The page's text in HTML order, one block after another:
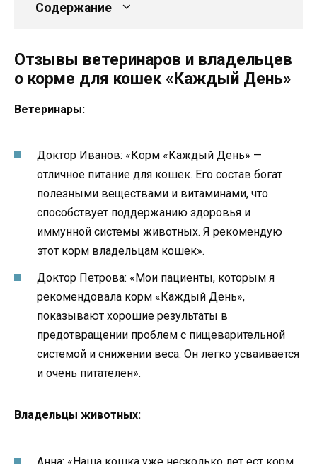
Содержание
Отзывы ветеринаров и владельцев
о корме для кошек «Каждый День»
Ветеринары:
Доктор Иванов: «Корм «Каждый День» —
отличное питание для кошек. Его состав богат
полезными веществами и витаминами, что
способствует поддержанию здоровья и
иммунной системы животных. Я рекомендую
этот корм владельцам кошек».
Доктор Петрова: «Мои пациенты, которым я
рекомендовала корм «Каждый День»,
показывают хорошие результаты в
предотвращении проблем с пищеварительной
системой и снижении веса. Он легко усваивается
и очень питателен».
Владельцы животных:
Анна: «Наша кошка уже несколько лет ест корм